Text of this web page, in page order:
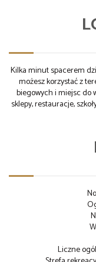
Kilka minut spacerem
możesz korzystać z
biegowych i miejsc do
sklepy, restauracje,
Liczne